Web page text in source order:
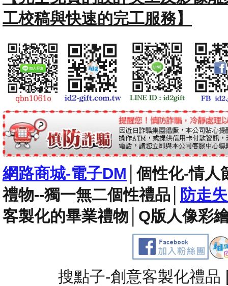
工校稿與快速的完工服務】
網路商城-電子DM │個性化-情人
禮物--獨一無二個性禮品
防走
客製化的畢業禮物 Q版人像彩
搜點子-創意客製化禮